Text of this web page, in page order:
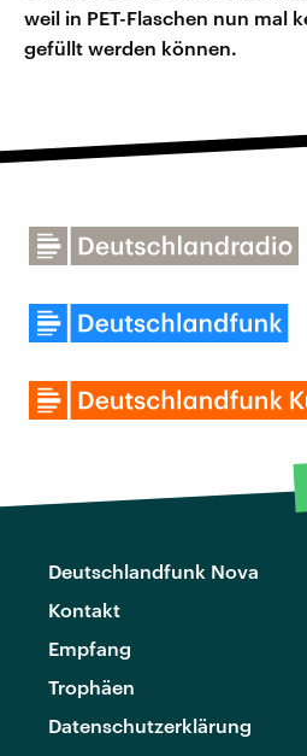
weil in PET-Flaschen nun mal
gefüllt werden können.
Deutschlandfunk Nova
Kontakt
Empfang
Trophäen
Datenschutzerklärung